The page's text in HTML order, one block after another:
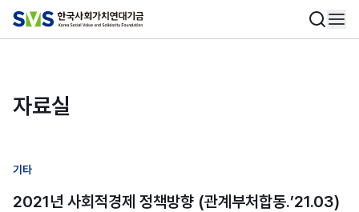
자료실
기타
2021년 사회적경제 정책방향 (관계부처합동.’21.03)